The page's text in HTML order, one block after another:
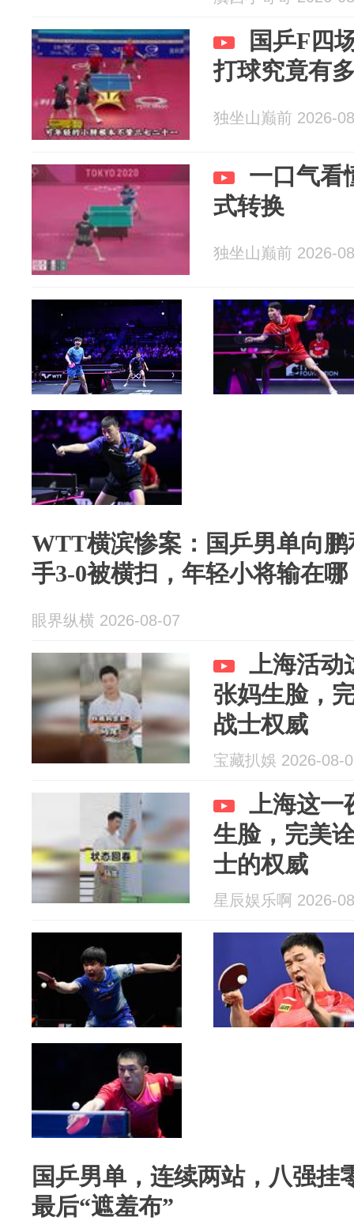
国乒F四
打球究竟有
独坐山巅前 2026-
一口气看
式转换
独坐山巅前 2026-
WTT横滨惨案：国乒男单向
手3-0被横扫，年轻小将输在哪
眼界纵横 2026-08-07
上海活动
张妈生脸，
战士权威
宝藏扒娛 2026-08-
上海这一
生脸，完美
士的权威
星辰娱乐啊 2026-
国乒男单，连续两站，八强挂
最后“遮羞布”